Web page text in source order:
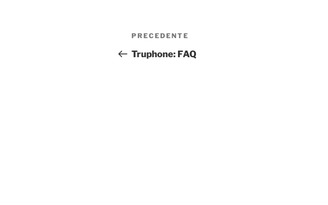
Navigazione
articoli
Articolo
precedente:
PRECEDENTE
Truphone: FAQ